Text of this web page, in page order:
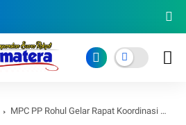
MPC PP Rohul Gelar Rapat Koordinasi Dan Konsolidasi, Perkuat Struktur dan Ekonomi